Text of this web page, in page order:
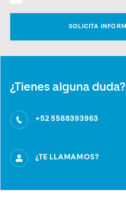
¿Tienes alguna duda?
+52 5588393963
¿TE LLAMAMOS?